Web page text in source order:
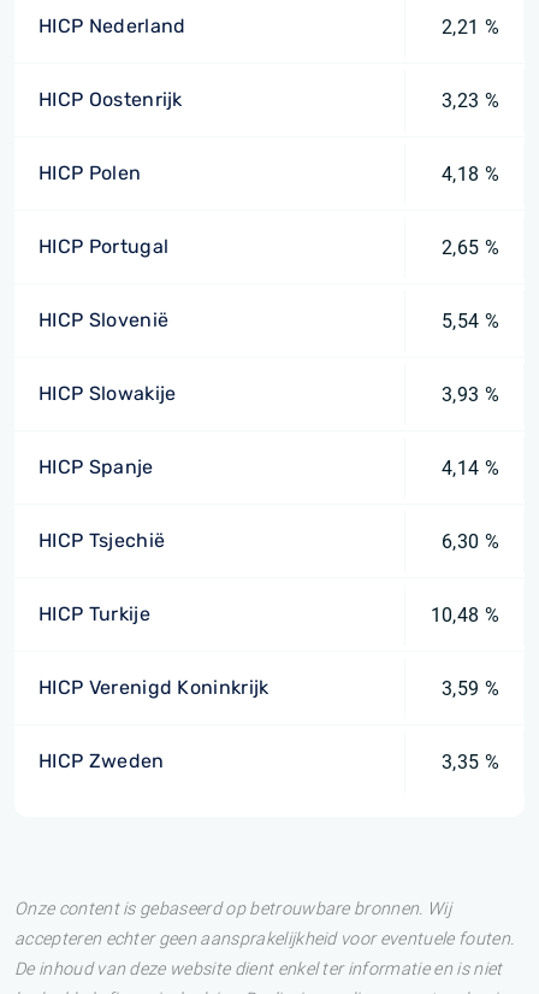
HICP Nederland 2,21 %
HICP Oostenrijk 3,23 %
HICP Polen 4,18 %
HICP Portugal 2,65 %
HICP Slovenië 5,54 %
HICP Slowakije 3,93 %
HICP Spanje 4,14 %
HICP Tsjechië 6,30 %
HICP Turkije 10,48 %
HICP Verenigd Koninkrijk 3,59 %
HICP Zweden 3,35 %
Onze content is gebaseerd op betrouwbare bronnen. Wij
accepteren echter geen aansprakelijkheid voor eventuele fouten.
De inhoud van deze website dient enkel ter informatie en is niet